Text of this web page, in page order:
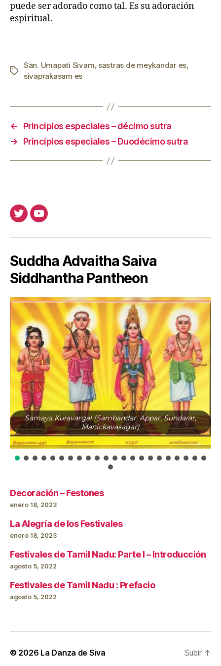
puede ser adorado como tal. Es su adoración
espiritual.
Etiquetas
San. Umapati Sivam, sastras de meykandar es,
sivaprakasam es
←
Principios especiales – décimo sutra
→
Principios especiales – Duodécimo sutra
TwitterYoutube
Suddha Advaitha Saiva
Siddhantha Pantheon
Samaya Kuravargal (Sambandar, Appar, Sundarar,
Manickavasagar)
Decoración – Festones
enero 18, 2023
La Alegría de los Festivales
enero 18, 2023
Festivales de Tamil Nadu: Parte I – Introducción
agosto 5, 2022
Festivales de Tamil Nadu : Prefacio
agosto 5, 2022
© 2026 La Danza de Siva Subir ↑